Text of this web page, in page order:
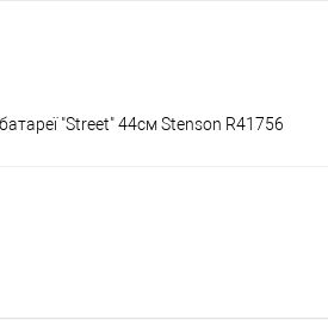
"Street" 44см Stenson R41756